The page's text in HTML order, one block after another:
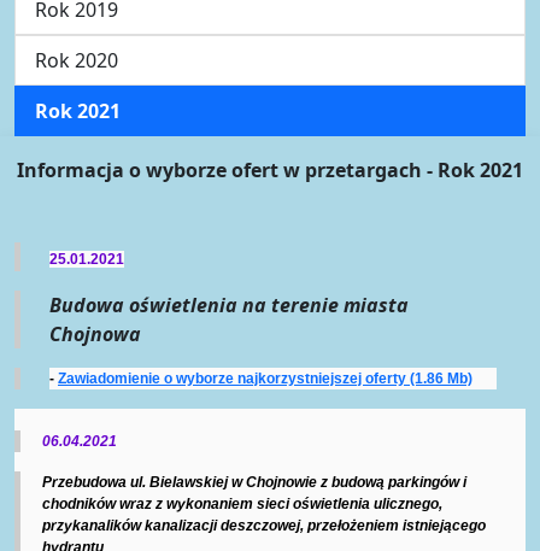
Rok 2019
Rok 2020
Rok 2021
Informacja o wyborze ofert w przetargach - Rok 2021
25.01.2021
Budowa oświetlenia na terenie miasta
Chojnowa
- Zawiadomienie o wyborze najkorzystniejszej oferty (1.86 Mb)
06.04.2021
Przebudowa ul. Bielawskiej w Chojnowie z budową parkingów i
chodników wraz z wykonaniem sieci oświetlenia ulicznego,
przykanalików kanalizacji deszczowej, przełożeniem istniejącego
hydrantu